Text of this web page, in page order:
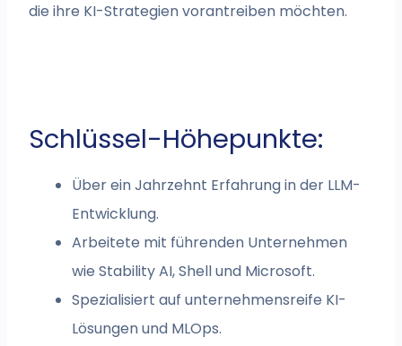
die ihre KI-Strategien vorantreiben möchten.
Schlüssel-Höhepunkte:
Über ein Jahrzehnt Erfahrung in der LLM-
Entwicklung.
Arbeitete mit führenden Unternehmen
wie Stability AI, Shell und Microsoft.
Spezialisiert auf unternehmensreife KI-
Lösungen und MLOps.